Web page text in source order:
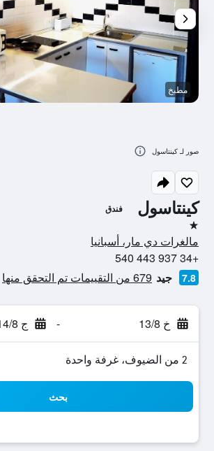
كينتاسول فندق
نجمة واحدة
مالغرات دي مار، أسبانيا
+34 937 443 540
7.8 جيد 679 من التقييمات تم التحقق منها
خ 13/8 - ج 14/8
2 من الضيوف، غرفة واحدة
بحث
مطبخ
صور لـ كينتاسول